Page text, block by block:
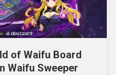
of Waifu Board
Waifu Sweeper